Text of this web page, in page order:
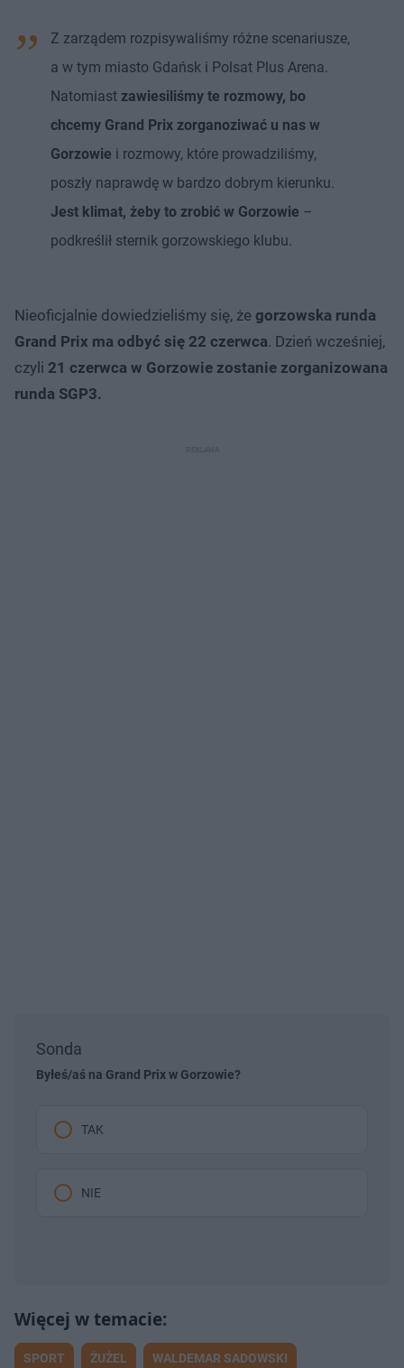
Z zarządem rozpisywaliśmy różne scenariusze,
a w tym miasto Gdańsk i Polsat Plus Arena.
Natomiast zawiesiliśmy te rozmowy, bo
chcemy Grand Prix zorganoziwać u nas w
Gorzowie i rozmowy, które prowadziliśmy,
poszły naprawdę w bardzo dobrym kierunku.
Jest klimat, żeby to zrobić w Gorzowie –
podkreślił sternik gorzowskiego klubu.
Nieoficjalnie dowiedzieliśmy się, że gorzowska runda
Grand Prix ma odbyć się 22 czerwca. Dzień wcześniej,
czyli 21 czerwca w Gorzowie zostanie zorganizowana
runda SGP3.
Sonda
Byłeś/aś na Grand Prix w Gorzowie?
TAK
NIE
SPORT ŻUŻEL WALDEMAR SADOWSKI